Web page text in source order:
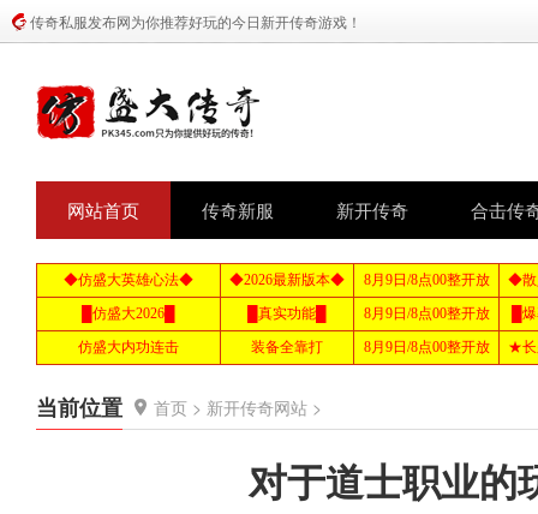
传奇私服发布网为你推荐好玩的今日新开传奇游戏！
网站首页 传奇新服 新开传奇 合击传
当前位置 首页 > 新开传奇网站 >
对于道士职业的